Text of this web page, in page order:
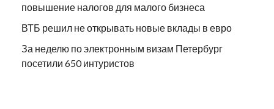
повышение налогов для малого бизнеса
ВТБ решил не открывать новые вклады в евро
За неделю по электронным визам Петербург
посетили 650 интуристов